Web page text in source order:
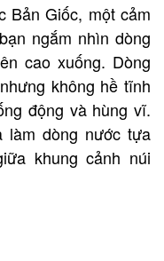
Bản Giốc, một cảm
ngắm nhìn dòng
cao xuống. Dòng
không hề tĩnh
động và hùng vĩ.
làm dòng nước tựa
khung cảnh núi